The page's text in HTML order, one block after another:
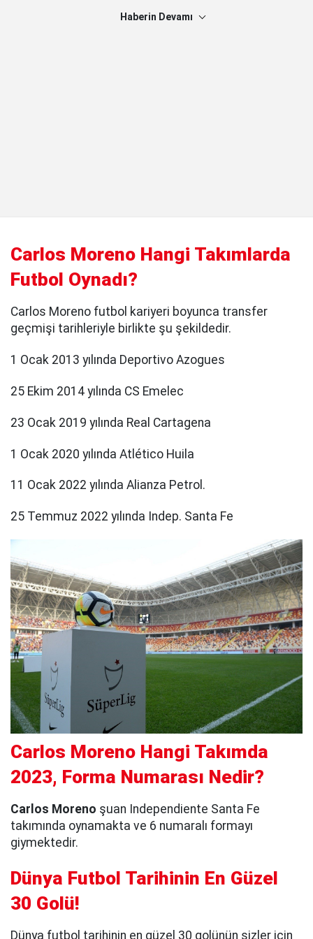
Haberin Devamı
Carlos Moreno Hangi Takımlarda
Futbol Oynadı?
Carlos Moreno futbol kariyeri boyunca transfer
geçmişi tarihleriyle birlikte şu şekildedir.
1 Ocak 2013 yılında Deportivo Azogues
25 Ekim 2014 yılında CS Emelec
23 Ocak 2019 yılında Real Cartagena
1 Ocak 2020 yılında Atlético Huila
11 Ocak 2022 yılında Alianza Petrol.
25 Temmuz 2022 yılında Indep. Santa Fe
Carlos Moreno Hangi Takımda
2023, Forma Numarası Nedir?
Carlos Moreno şuan Independiente Santa Fe
takımında oynamakta ve 6 numaralı formayı
giymektedir.
Dünya Futbol Tarihinin En Güzel
30 Golü!
Dünya futbol tarihinin en güzel 30 golünün sizler için